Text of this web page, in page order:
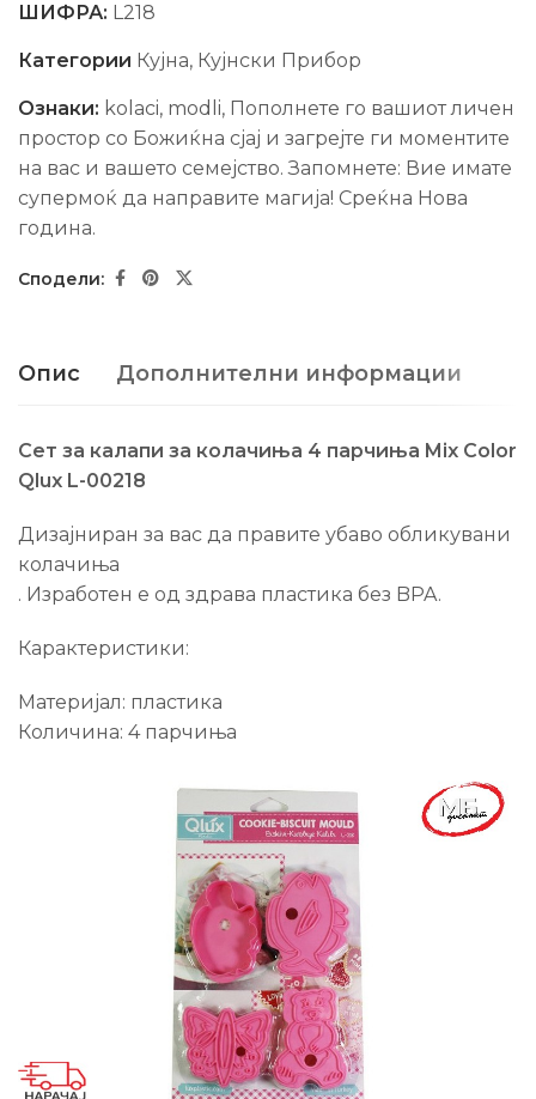
ШИФРА: L218
Категории Кујна, Кујнски Прибор
Ознаки: kolaci, modli, Пополнете го вашиот личен
простор со Божиќна сјај и загрејте ги моментите
на вас и вашето семејство. Запомнете: Вие имате
супермоќ да направите магија! Среќна Нова
гoдина.
Опис Дополнителни информации
Сет за калапи за колачиња 4 парчиња Mix Color
Qlux L-00218
Дизајниран за вас да правите убаво обликувани
колачиња
. Изработен е од здрава пластика без BPA.
Карактеристики:
Материјал: пластика
Количина: 4 парчиња